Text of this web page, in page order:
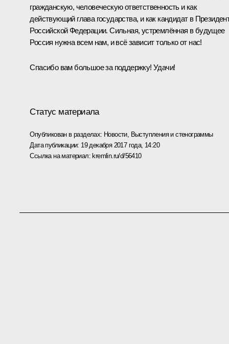
гражданскую, человеческую ответственность и как
действующий глава государства, и как кандидат в
Российской Федерации. Сильная, устремлённая в будущее
Россия нужна всем нам, и всё зависит только от нас!
Спасибо вам большое за поддержку! Удачи!
Статус материала
Опубликован в разделах: Новости, Выступления и стенограммы
Дата публикации: 19 декабря 2017 года, 14:20
Ссылка на материал: kremlin.ru/d/56410